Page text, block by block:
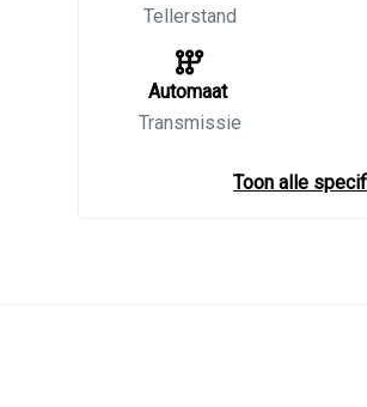
Tellerstand
Automaat
Transmissie
Toon alle